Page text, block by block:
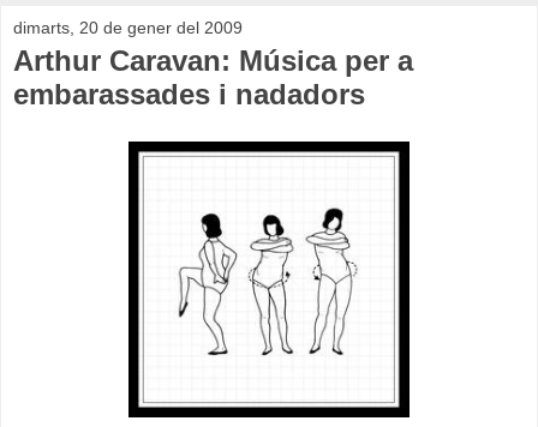
dimarts, 20 de gener del 2009
Arthur Caravan: Música per a
embarassades i nadadors